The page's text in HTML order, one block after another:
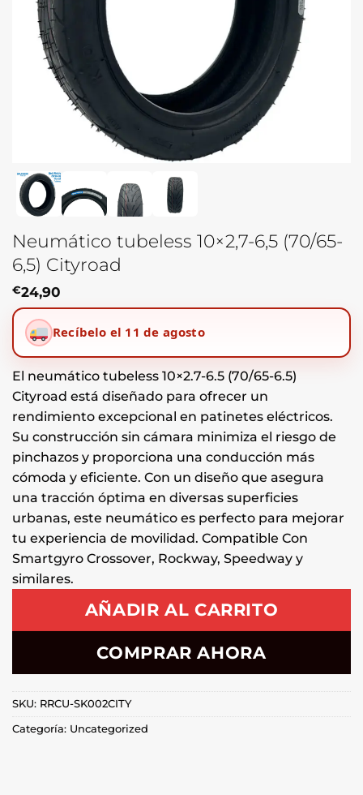
Neumático tubeless 10×2,7-6,5 (70/65-
6,5) Cityroad
€24,90
Recíbelo el 11 de agosto
El neumático tubeless 10×2.7-6.5 (70/65-6.5)
Cityroad está diseñado para ofrecer un
rendimiento excepcional en patinetes eléctricos.
Su construcción sin cámara minimiza el riesgo de
pinchazos y proporciona una conducción más
cómoda y eficiente. Con un diseño que asegura
una tracción óptima en diversas superficies
urbanas, este neumático es perfecto para mejorar
tu experiencia de movilidad. Compatible Con
Smartgyro Crossover, Rockway, Speedway y
similares.
AÑADIR AL CARRITO
COMPRAR AHORA
SKU: RRCU-SK002CITY
Categoría: Uncategorized